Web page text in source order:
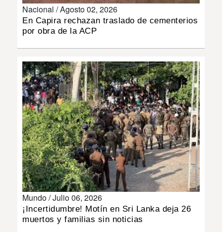
DEPORTES
MUNDO
INSÓLITAS
MULTIMEDIA
IMPRESO
Nacional /Agosto 02, 2026
En Capira rechazan traslado de cementerios
por obra de la ACP
Mundo /Julio 06, 2026
¡Incertidumbre! Motín en Sri Lanka deja 26
muertos y familias sin noticias